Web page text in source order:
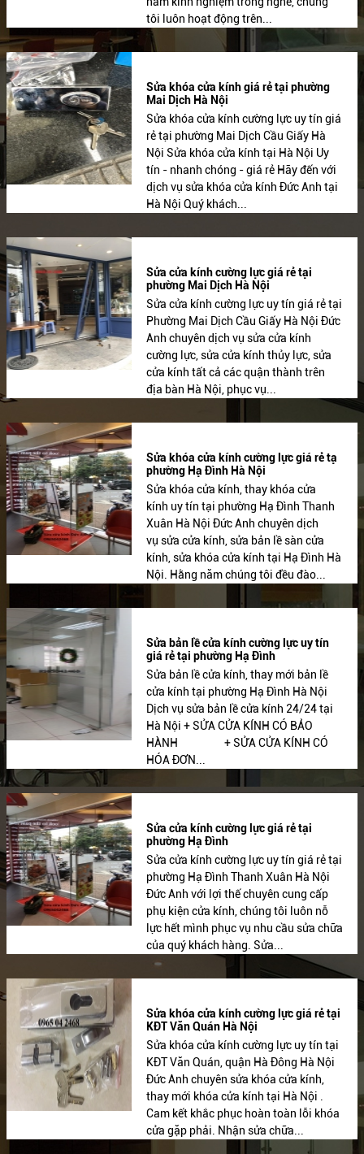
tôi luôn hoạt động trên...
Sửa khóa cửa kính giá rẻ tại phường
Mai Dịch Hà Nội
Sửa khóa cửa kính cường lực uy tín giá
rẻ tại phường Mai Dịch Cầu Giấy Hà
Nội Sửa khóa cửa kính tại Hà Nội Uy
tín - nhanh chóng - giá rẻ Hãy đến với
dịch vụ sửa khóa cửa kính Đức Anh tại
Hà Nội Quý khách...
Sửa cửa kính cường lực giá rẻ tại
phường Mai Dịch Hà Nội
Sửa cửa kính cường lực uy tín giá rẻ tại
Phường Mai Dịch Cầu Giấy Hà Nội Đức
Anh chuyên dịch vụ sửa cửa kính
cường lực, sửa cửa kính thủy lực, sửa
cửa kính tất cả các quận thành trên
địa bàn Hà Nội, phục vụ...
Sửa khóa cửa kính cường lực giá rẻ tạ
phường Hạ Đình Hà Nội
Sửa khóa cửa kính, thay khóa cửa
kính uy tín tại phường Hạ Đình Thanh
Xuân Hà Nội Đức Anh chuyên dịch
vụ sửa cửa kính, sửa bản lề sàn cửa
kính, sửa khóa cửa kính tại Hạ Đình Hà
Nội. Hằng năm chúng tôi đều đào...
Sửa bản lề cửa kính cường lực uy tín
giá rẻ tại phường Hạ Đình
Sửa bản lề cửa kính, thay mới bản lề
cửa kính tại phường Hạ Đình Hà Nội
Dịch vụ sửa bản lề cửa kính 24/24 tại
Hà Nội + SỬA CỬA KÍNH CÓ BẢO
HÀNH + SỬA CỬA KÍNH CÓ
HÓA ĐƠN...
Sửa cửa kính cường lực giá rẻ tại
phường Hạ Đình
Sửa cửa kính cường lực uy tín giá rẻ tại
phường Hạ Đình Thanh Xuân Hà Nội
Đức Anh với lợi thế chuyên cung cấp
phụ kiện cửa kính, chúng tôi luôn nỗ
lực hết mình phục vụ nhu cầu sửa chữa
của quý khách hàng. Sửa...
Sửa khóa cửa kính cường lực giá rẻ tại
KĐT Văn Quán Hà Nội
Sửa khóa cửa kính cường lực uy tín tại
KĐT Văn Quán, quận Hà Đông Hà Nội
Đức Anh chuyên sửa khóa cửa kính,
thay mới khóa cửa kính tại Hà Nội .
Cam kết khắc phục hoàn toàn lỗi khóa
cửa gặp phải. Nhận sửa chữa...